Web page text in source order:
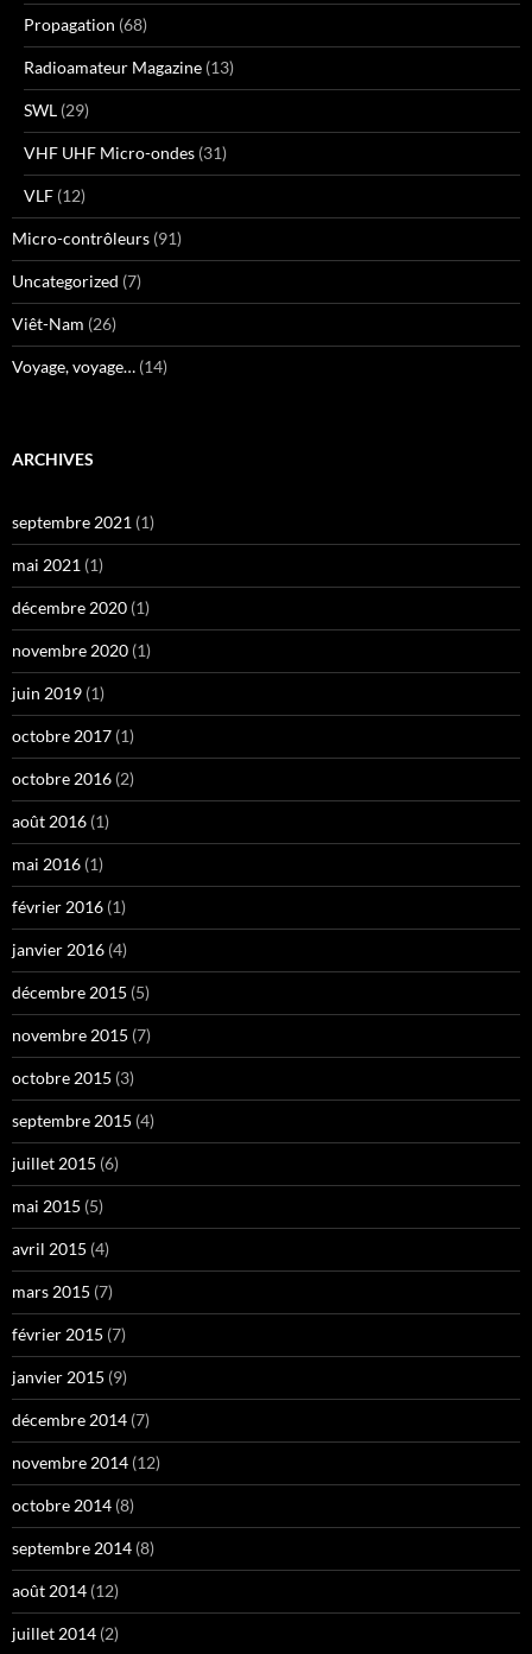
Propagation (68)
Radioamateur Magazine (13)
SWL (29)
VHF UHF Micro-ondes (31)
VLF (12)
Micro-contrôleurs (91)
Uncategorized (7)
Viêt-Nam (26)
Voyage, voyage… (14)
ARCHIVES
septembre 2021 (1)
mai 2021 (1)
décembre 2020 (1)
novembre 2020 (1)
juin 2019 (1)
octobre 2017 (1)
octobre 2016 (2)
août 2016 (1)
mai 2016 (1)
février 2016 (1)
janvier 2016 (4)
décembre 2015 (5)
novembre 2015 (7)
octobre 2015 (3)
septembre 2015 (4)
juillet 2015 (6)
mai 2015 (5)
avril 2015 (4)
mars 2015 (7)
février 2015 (7)
janvier 2015 (9)
décembre 2014 (7)
novembre 2014 (12)
octobre 2014 (8)
septembre 2014 (8)
août 2014 (12)
juillet 2014 (2)